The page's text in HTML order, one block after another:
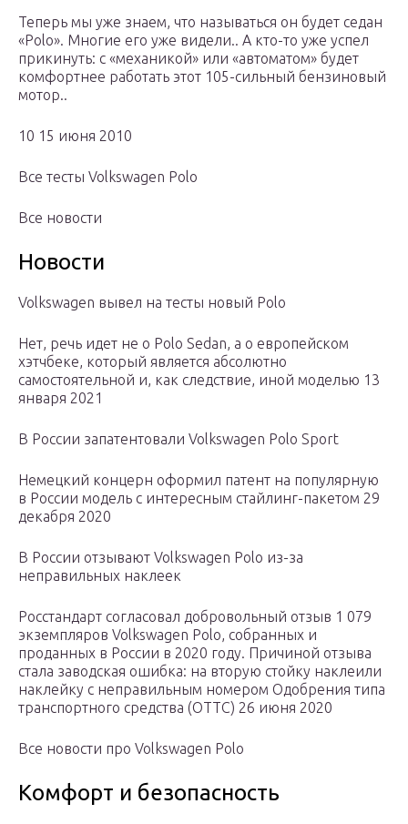
Теперь мы уже знаем, что называться он будет седан
«Polo». Многие его уже видели.. А кто-то уже успел
прикинуть: с «механикой» или «автоматом» будет
комфортнее работать этот 105-сильный бензиновый
мотор..
10 15 июня 2010
Все тесты Volkswagen Polo
Все новости
Новости
Volkswagen вывел на тесты новый Polo
Нет, речь идет не о Polo Sedan, а о европейском
хэтчбеке, который является абсолютно
самостоятельной и, как следствие, иной моделью 13
января 2021
В России запатентовали Volkswagen Polo Sport
Немецкий концерн оформил патент на популярную
в России модель с интересным стайлинг-пакетом 29
декабря 2020
В России отзывают Volkswagen Polo из-за
неправильных наклеек
Росстандарт согласовал добровольный отзыв 1 079
экземпляров Volkswagen Polo, собранных и
проданных в России в 2020 году. Причиной отзыва
стала заводская ошибка: на вторую стойку наклеили
наклейку с неправильным номером Одобрения типа
транспортного средства (ОТТС) 26 июня 2020
Все новости про Volkswagen Polo
Комфорт и безопасность